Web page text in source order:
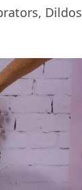
Dildos